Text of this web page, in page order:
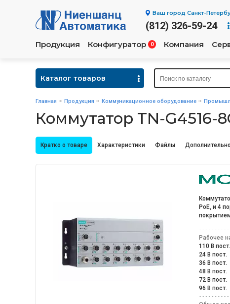
Ваш город Санкт-
(812) 326-59-24
Продукция Конфигуратор 0 Компания
Каталог товаров
Главная Продукция Коммуникационное оборудование
Коммутатор TN-G4516-
Кратко о товаре Характеристики Файлы
PoE, и 4
Рабочее
110 В
24 В пост.
36 В пост.
48 В пост.
72 В пост.
96 В пост.